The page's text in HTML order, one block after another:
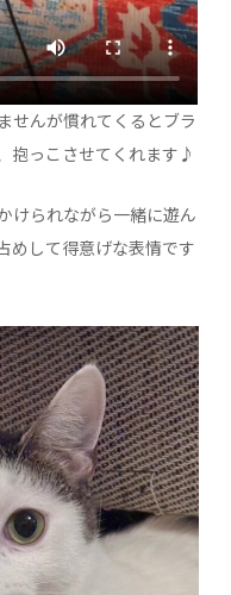
せんが慣れてくるとブラ
抱っこさせてくれます♪
けられながら一緒に遊ん
めして得意げな表情です